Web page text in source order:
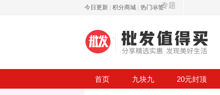
今日更新 积分商城 热门标签
首页 九块九 20元封顶
专题